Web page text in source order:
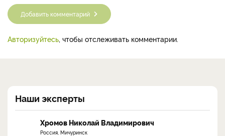
Добавить комментарий
Авторизуйтесь , чтобы отслеживать комментарии.
Наши эксперты
Хромов Николай Владимирович
Россия, Мичуринск